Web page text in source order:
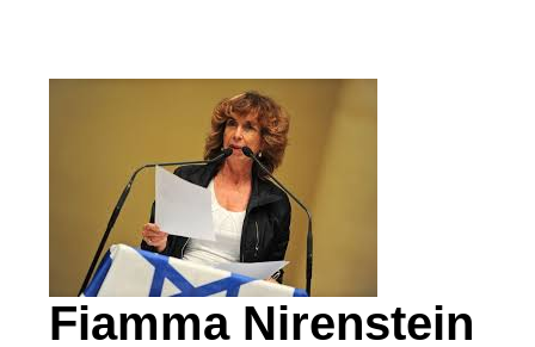
Fiamma Nirenstein